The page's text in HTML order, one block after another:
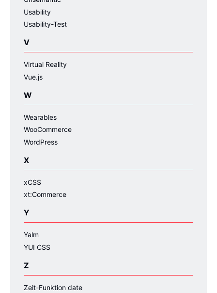
Usability
Usability-Test
V
Virtual Reality
Vue.js
W
Wearables
WooCommerce
WordPress
X
xCSS
xt:Commerce
Y
Yalm
YUI CSS
Z
Zeit-Funktion date